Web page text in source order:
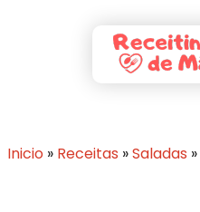
Inicio » Receitas »Saladas »